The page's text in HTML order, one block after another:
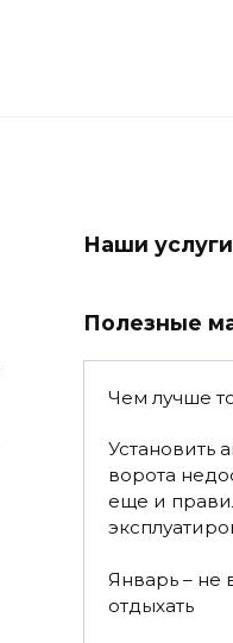
Наши услуги
Полезные
Чем лучше
Установить
ворота
еще и
Январь – не
отдыхать